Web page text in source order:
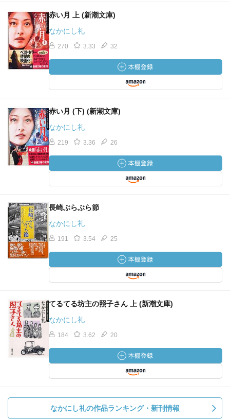
赤い月 上 (新潮文庫)
なかにし礼
270 3.33 32
赤い月 (下) (新潮文庫)
なかにし礼
219 3.36 26
長崎ぶらぶら節
なかにし礼
191 3.54 25
てるてる坊主の照子さん 上 (新潮文庫)
なかにし礼
184 3.62 20
なかにし礼の作品ランキング・新刊情報